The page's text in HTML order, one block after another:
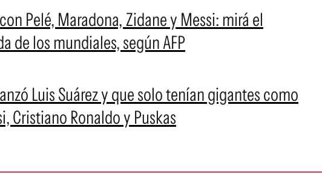
Pelé, Maradona, Zidane y Messi: mirá el
de los mundiales, según AFP
Luis Suárez y que solo tenían gigantes como
Cristiano Ronaldo y Puskas